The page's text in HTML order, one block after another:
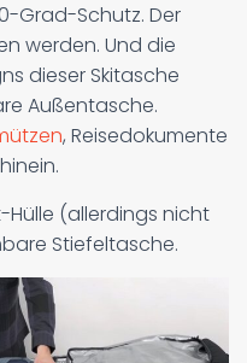
Grad-Schutz. Der
werden. Und die
dieser Skitasche
Außentasche.
, Reisedokumente
(allerdings nicht
Stiefeltasche.